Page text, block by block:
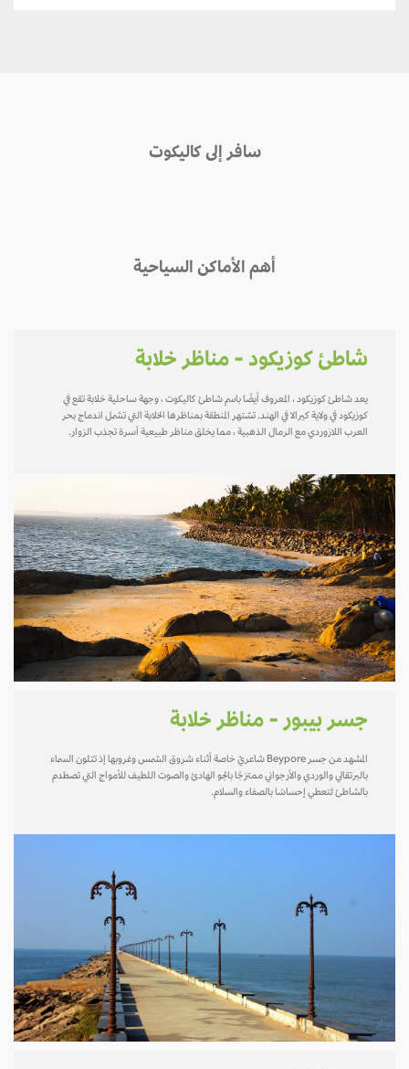
سافر إلى كاليكوت
أهم الأماكن السياحية
شاطئ كوزيكود - مناظر خلابة
يعد شاطئ كوزيكود ، المعروف أيضًا باسم شاطئ كاليكوت ، وجهة ساحلية خلابة تقع في
كوزيكود في ولاية كيرالا في الهند. تشتهر المنطقة بمناظرها الخلابة التي تشمل اندماج بحر
العرب اللازوردي مع الرمال الذهبية ، مما يخلق مناظر طبيعية آسرة تجذب الزوار.
جسر بيبور - مناظر خلابة
المشهد من جسر Beypore شاعريٌ خاصة أثناء شروق الشمس وغروبها إذ تتلون السماء
بالبرتقالي والوردي والأرجواني ممتزجًا بالجو الهادئ والصوت اللطيف للأمواج التي تصطدم
بالشاطئ لتعطي إحساسًا بالصفاء والسلام.